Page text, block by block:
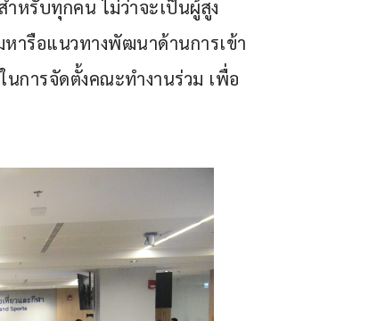
ำหรับทุกคน ไม่ว่าจะเป็นผู้สูง
ารือแนวทางพัฒนาด้านการเข้า
การจัดตั้งคณะทำงานร่วม เพื่อ